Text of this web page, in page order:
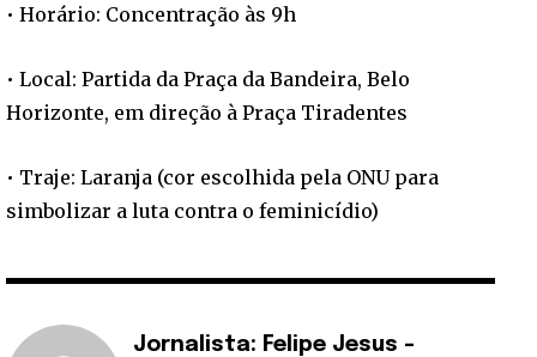
• Horário: Concentração às 9h
• Local: Partida da Praça da Bandeira, Belo
Horizonte, em direção à Praça Tiradentes
• Traje: Laranja (cor escolhida pela ONU para
simbolizar a luta contra o feminicídio)
Jornalista: Felipe Jesus -